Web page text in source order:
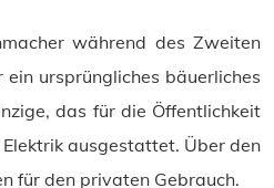
während des Zweiten
ursprüngliches bäuerliches
das für die Öffentlichkeit
ausgestattet. Über den
für den privaten Gebrauch.